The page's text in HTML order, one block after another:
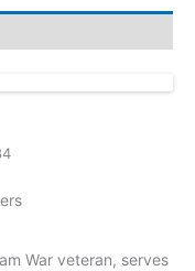
War veteran, serves